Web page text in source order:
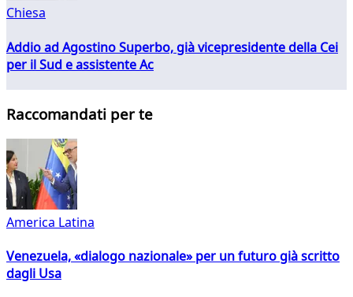
Chiesa
Addio ad Agostino Superbo, già vicepresidente della Cei
per il Sud e assistente Ac
Raccomandati per te
America Latina
Venezuela, «dialogo nazionale» per un futuro già scritto
dagli Usa